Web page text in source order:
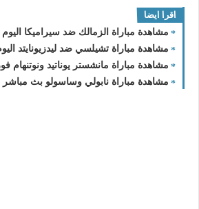
اقرا ايضا
مشاهدة مباراة الزمالك ضد سيراميكا اليوم السبت بتأريخ 29 - 6
مشاهدة مباراة تشيلسي ضد ليدزيونايتد اليوم بتاريخ 28 - 2 - 2024
مشاهدة مباراة مانشستر يوناتيد ونوتنهام فورست اليوم 28 - 2 -
مشاهدة مباراة نابولي وساسولو بث مباشر اليوم 28-2-2023 الدوري